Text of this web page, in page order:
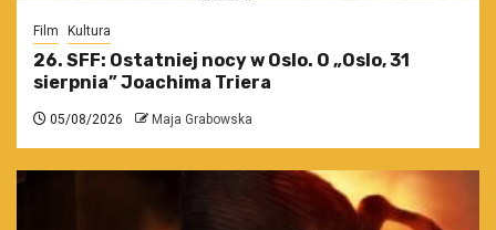
Film Kultura
26. SFF: Ostatniej nocy w Oslo. O „Oslo, 31
sierpnia” Joachima Triera
05/08/2026 Maja Grabowska